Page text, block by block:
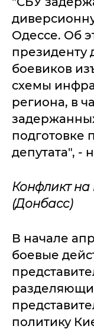
Одессе. Об
президенту
боевиков
схемы
региона, в
подготовке
депутата", -
Конфликт на
(Донбасс)
В начале
боевые
политику